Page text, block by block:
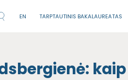
EN TARPTAUTINIS BAKALAUREATAS
kaip